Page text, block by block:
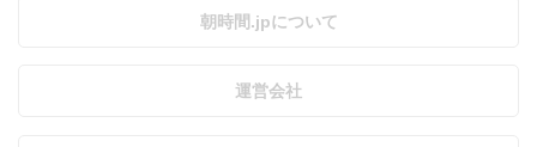
朝時間.jpについて
運営会社